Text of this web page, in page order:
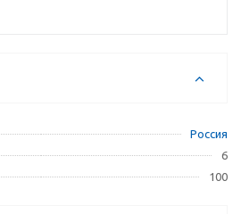
Россия
6
100